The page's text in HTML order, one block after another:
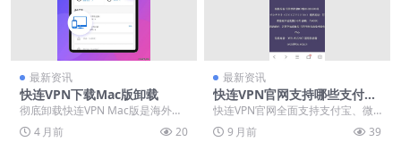
最新资讯
快连VPN下载Mac版卸载
彻底卸载快连VPN Mac版是海外投
放省钱第一步：删净残留证书、kex
t驱动与D...
4 月前 20
最新资讯
快连VPN官网支持哪些支付方
式？支付宝/微信/银联2025年
实测
快连VPN官网全面支持支付宝、微
信支付和银联等国内常用支付方
式，交易安全便捷。提...
9 月前 39